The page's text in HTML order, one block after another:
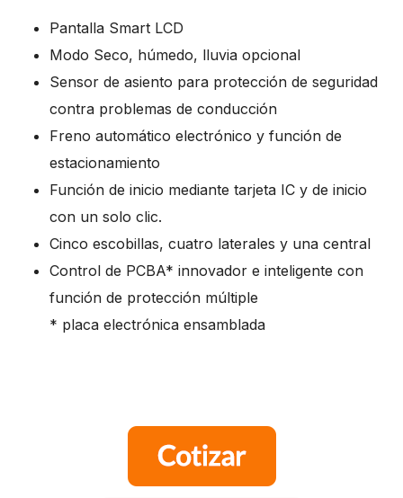
Pantalla Smart LCD
Modo Seco, húmedo, lluvia opcional
Sensor de asiento para protección de seguridad
contra problemas de conducción
Freno automático electrónico y función de
estacionamiento
Función de inicio mediante tarjeta IC y de inicio
con un solo clic.
Cinco escobillas, cuatro laterales y una central
Control de PCBA* innovador e inteligente con
función de protección múltiple
* placa electrónica ensamblada